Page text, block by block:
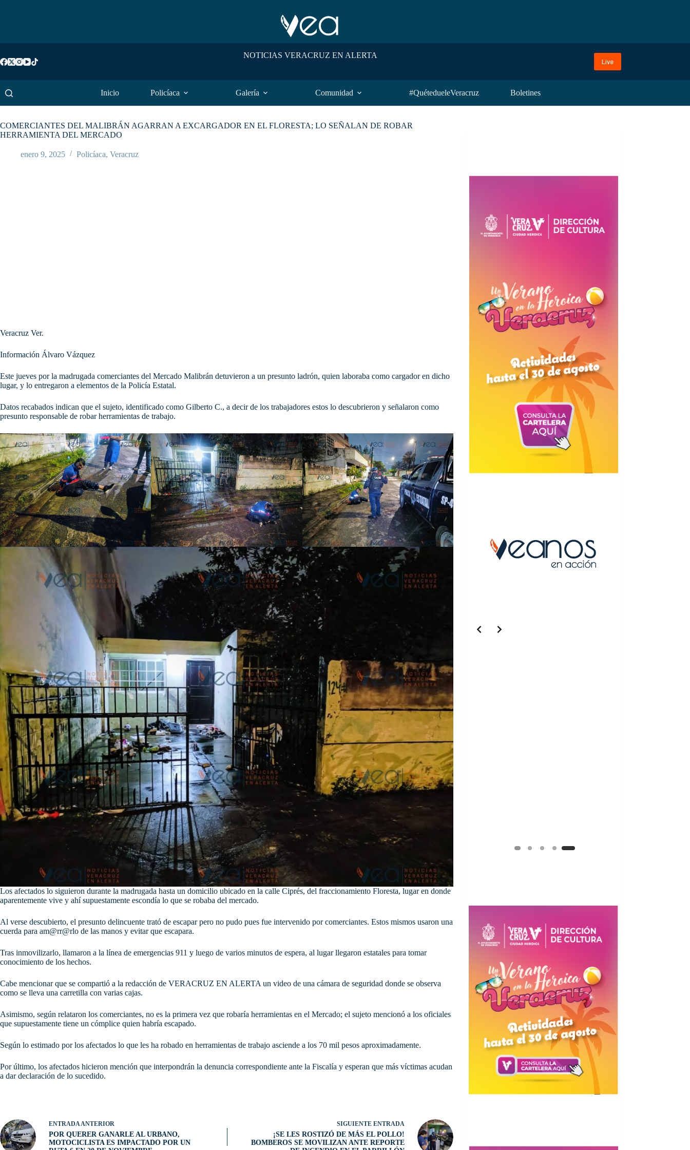
NOTICIAS VERACRUZ EN ALERTA
Live
Inicio Policíaca Galería Comunidad #QuétedueleVeracruz Boletines
COMERCIANTES DEL MALIBRÁN AGARRAN A EXCARGADOR EN EL FLORESTA; LO SEÑALAN DE ROBAR
HERRAMIENTA DEL MERCADO
enero 9, 2025 Policíaca, Veracruz
Veracruz Ver.
Información Álvaro Vázquez
Este jueves por la madrugada comerciantes del Mercado Malibrán detuvieron a un presunto ladrón, quien laboraba como cargador en dicho
lugar, y lo entregaron a elementos de la Policía Estatal.
Datos recabados indican que el sujeto, identificado como Gilberto C., a decir de los trabajadores estos lo descubrieron y señalaron como
presunto responsable de robar herramientas de trabajo.
Los afectados lo siguieron durante la madrugada hasta un domicilio ubicado en la calle Ciprés, del fraccionamiento Floresta, lugar en donde
aparentemente vive y ahí supuestamente escondía lo que se robaba del mercado.
Al verse descubierto, el presunto delincuente trató de escapar pero no pudo pues fue intervenido por comerciantes. Estos mismos usaron una
cuerda para am@rr@rlo de las manos y evitar que escapara.
Tras inmovilizarlo, llamaron a la línea de emergencias 911 y luego de varios minutos de espera, al lugar llegaron estatales para tomar
conocimiento de los hechos.
Cabe mencionar que se compartió a la redacción de VERACRUZ EN ALERTA un video de una cámara de seguridad donde se observa
como se lleva una carretilla con varias cajas.
Asimismo, según relataron los comerciantes, no es la primera vez que robaría herramientas en el Mercado; el sujeto mencionó a los oficiales
que supuestamente tiene un cómplice quien habría escapado.
Según lo estimado por los afectados lo que les ha robado en herramientas de trabajo asciende a los 70 mil pesos aproximadamente.
Por último, los afectados hicieron mención que interpondrán la denuncia correspondiente ante la Fiscalía y esperan que más víctimas acudan
a dar declaración de lo sucedido.
ENTRADAANTERIOR
POR QUERER GANARLE AL URBANO,
MOTOCICLISTA ES IMPACTADO POR UN
SIGUIENTEENTRADA
¡SE LES ROSTIZÓ DE MÁS EL POLLO!
BOMBEROS SE MOVILIZAN ANTE REPORTE